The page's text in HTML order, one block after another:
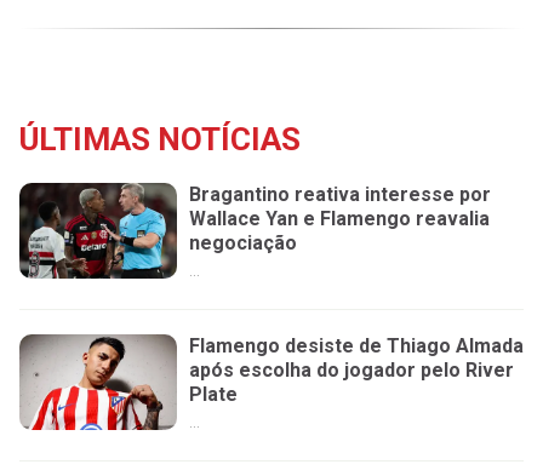
ÚLTIMAS NOTÍCIAS
Bragantino reativa interesse por
Wallace Yan e Flamengo reavalia
negociação
...
Flamengo desiste de Thiago Almada
após escolha do jogador pelo River
Plate
...